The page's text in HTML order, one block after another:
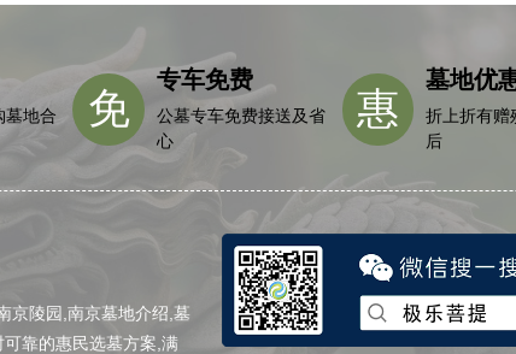
墓地合
免
专车免费
公墓专车免费接送及省
心
惠
墓地优
折上折有赠
后
京陵园,南京墓地介绍,墓
靠的惠民选墓方案,满